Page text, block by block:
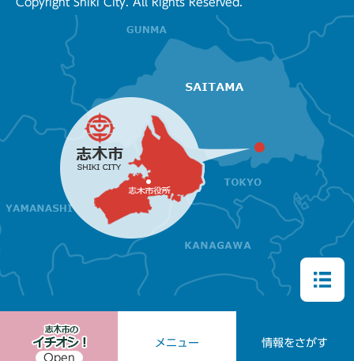
Open
メニュー 情報をさがす
Copyright Shiki City. All Rights Reserved.